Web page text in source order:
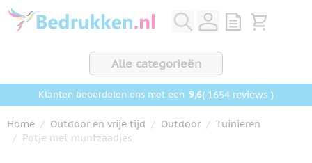
Ga naar de inhoud
View quote,
Bekijk
Alle categorieën
Klanten beoordelen ons met een 9,6( 1654 reviews )
Home / Outdoor en vrije tijd / Outdoor / Tuinieren
/ Potje met muntzaadjes